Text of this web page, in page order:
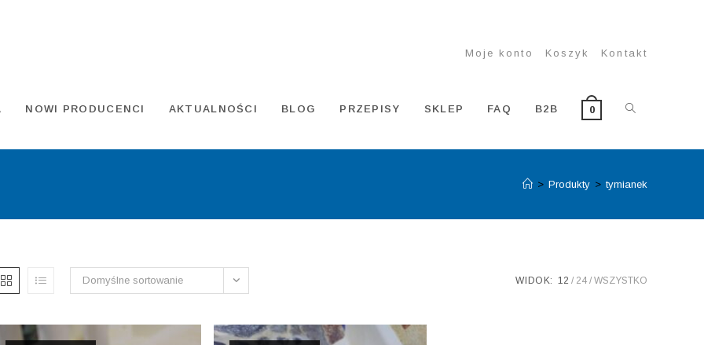
Moje konto Koszyk Kontakt
NOWI PRODUCENCI AKTUALNOŚCI BLOG PRZEPISY SKLEP FAQ B2B 0 TOGGLE
WEBSITE
> Produkty > tymianek
Domyślne sortowanie WIDOK: 12 24 WSZYSTKO